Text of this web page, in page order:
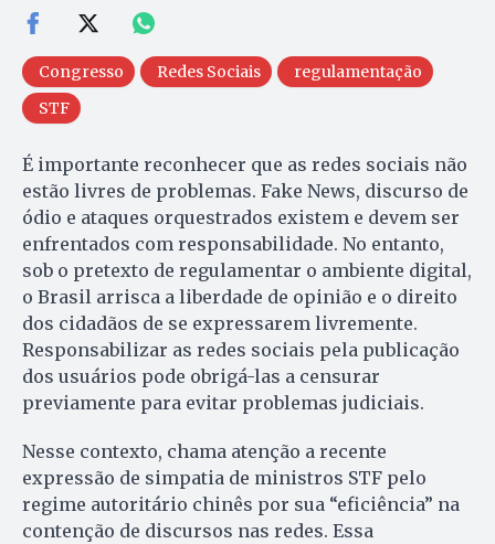
Congresso Redes Sociais
regulamentação
STF
É importante reconhecer que as redes sociais não
estão livres de problemas. Fake News, discurso de
ódio e ataques orquestrados existem e devem ser
enfrentados com responsabilidade. No entanto,
sob o pretexto de regulamentar o ambiente digital,
o Brasil arrisca a liberdade de opinião e o direito
dos cidadãos de se expressarem livremente.
Responsabilizar as redes sociais pela publicação
dos usuários pode obrigá-las a censurar
previamente para evitar problemas judiciais.
Nesse contexto, chama atenção a recente
expressão de simpatia de ministros STF pelo
regime autoritário chinês por sua “eficiência” na
contenção de discursos nas redes. Essa